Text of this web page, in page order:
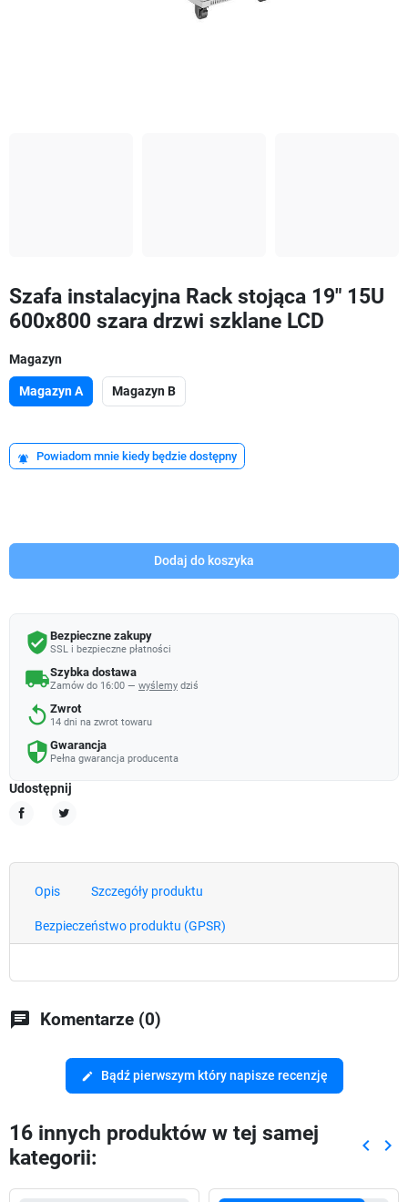
Szafa instalacyjna Rack stojąca 19" 15U
600x800 szara drzwi szklane LCD
Magazyn
Magazyn A Magazyn B
notifications_active Powiadom mnie kiedy będzie dostępny
Dodaj do koszyka
verified_user Bezpieczne zakupy
SSL i bezpieczne płatności
local_shippingSzybka dostawa
Zamów do 16:00 — wyślemy dziś
replay Zwrot
14 dni na zwrot towaru
security Gwarancja
Pełna gwarancja producenta
Udostępnij
Opis Szczegóły produktu
Bezpieczeństwo produktu (GPSR)
chat Komentarze (0)
edit Bądź pierwszym który napisze recenzję
16 innych produktów w tej samej
kategorii:
keyboard_arrow_left keyboard_arrow_right